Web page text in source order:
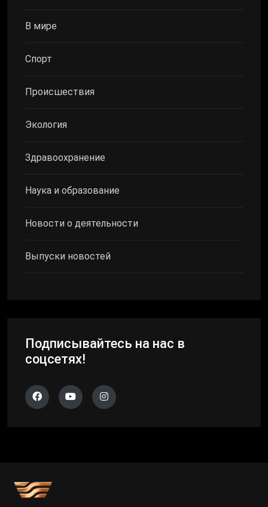
В мире
Спорт
Происшествия
Экология
Здравоохранение
Наука и образование
Новости о деятельности
Выпуски новостей
Подписывайтесь на нас в
соцсетях!